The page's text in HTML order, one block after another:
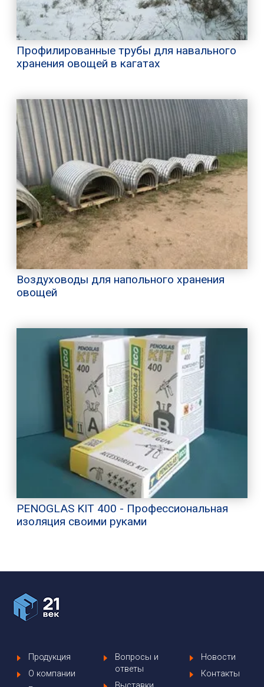
Профилированные трубы для навального
хранения овощей в кагатах
Воздуховоды для напольного хранения
овощей
PENOGLAS KIT 400 - Профессиональная
изоляция своими руками
Продукция
О компании
Вопросы и
ответы
Новости
Контакты